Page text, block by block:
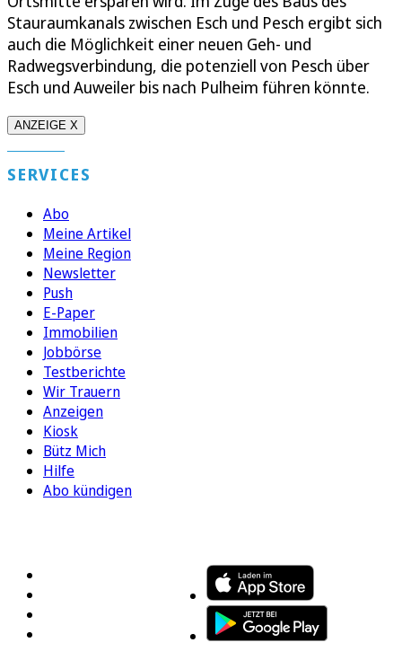
Stauraumkanals zwischen Esch und Pesch ergibt sich
auch die Möglichkeit einer neuen Geh- und
Radwegsverbindung, die potenziell von Pesch über
Esch und Auweiler bis nach Pulheim führen könnte.
ANZEIGE X
SERVICES
Abo
Meine Artikel
Meine Region
Newsletter
Push
E-Paper
Immobilien
Jobbörse
Testberichte
Wir Trauern
Anzeigen
Kiosk
Bütz Mich
Hilfe
Abo kündigen